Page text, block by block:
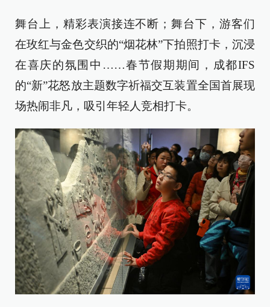
舞台上，精彩表演接连不断；舞台下，游客们
在玫红与金色交织的“烟花林”下拍照打卡，沉浸
在喜庆的氛围中……春节假期期间，成都IFS
的“新”花怒放主题数字祈福交互装置全国首展现
场热闹非凡，吸引年轻人竞相打卡。